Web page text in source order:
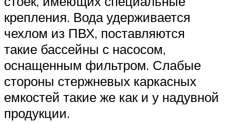
крепления. Вода удерживается
чехлом из ПВХ, поставляются
такие бассейны с насосом,
оснащенным фильтром. Слабые
стороны стержневых каркасных
емкостей такие же как и у надувной
продукции.